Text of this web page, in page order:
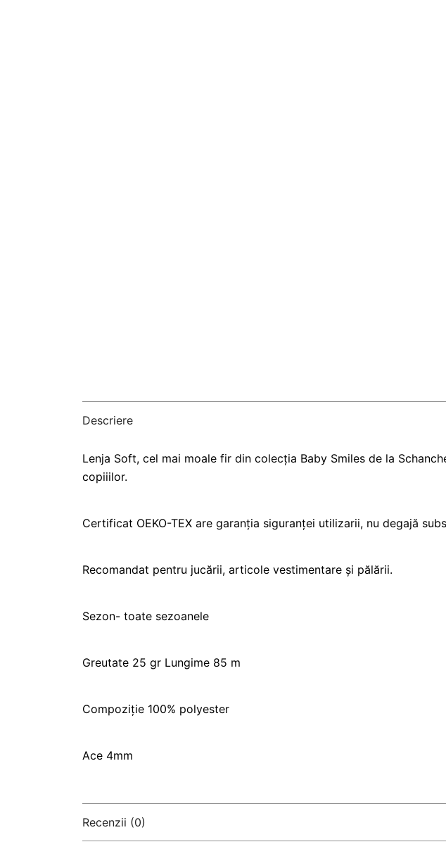
Descriere
Lenja Soft, cel mai moale fir din colecția Baby Smiles de la
copiiilor.
Certificat OEKO-TEX are garanția siguranței utilizarii, nu degajă
Recomandat pentru jucării, articole vestimentare și pălării.
Sezon- toate sezoanele
Greutate 25 gr Lungime 85 m
Compoziție 100% polyester
Ace 4mm
Recenzii (0)